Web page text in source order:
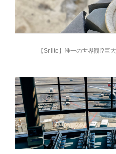
【Sniite】唯一の世界観!?巨